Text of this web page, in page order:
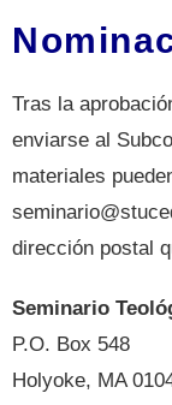
Tras la
enviarse al
materiales
dirección postal
Seminario
P.O. Box 548
Holyoke, MA